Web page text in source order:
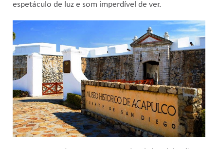
espetáculo de luz e som imperdível de ver.